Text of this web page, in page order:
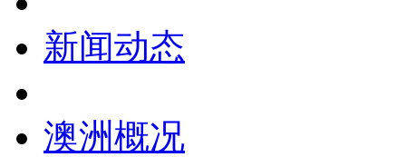
新闻动态
澳洲概况